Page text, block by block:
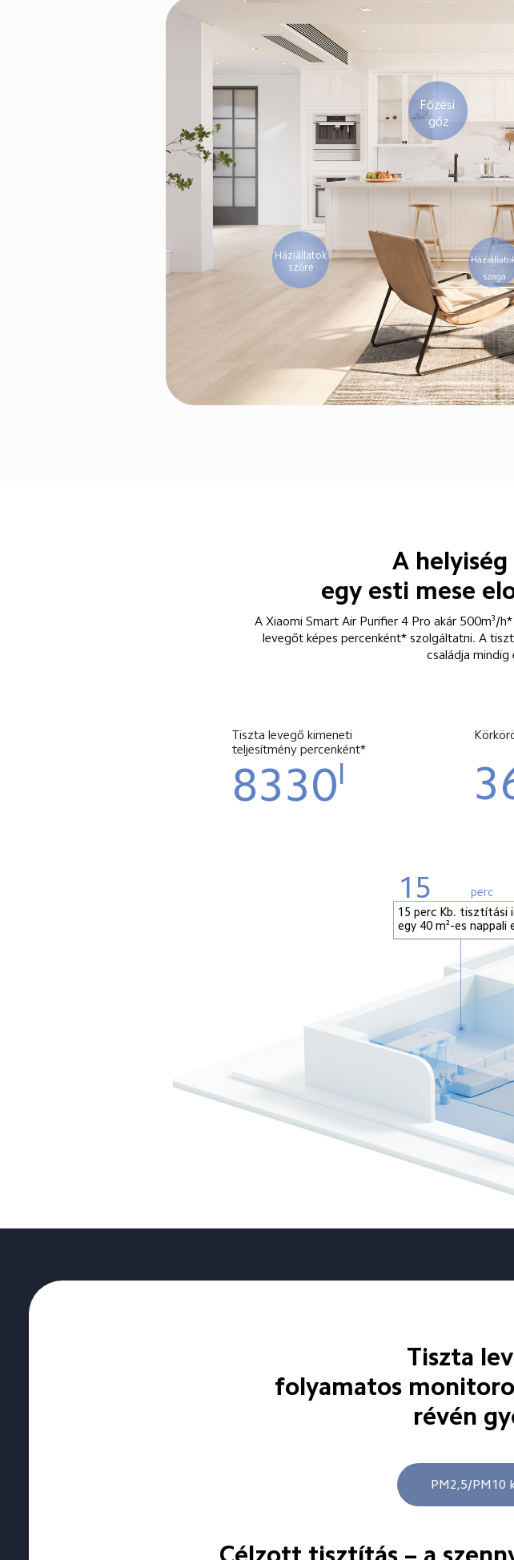
Főzési
gőz
Háziállatok
szőre
szaga
A
egy esti mese
A Xiaomi Smart Air Purifier 4 Pro akár 500m³/
levegőt képes percenként* szolgáltatni. A
családja mindig
Tiszta levegő kimeneti
teljesítmény percenként*
8330
15
perc
15 perc Kb. tisztítási
egy 40 m²-es nappali
Tiszta
folyamatos
révén
PM2,5/PM10
Célzott tisztítás – a